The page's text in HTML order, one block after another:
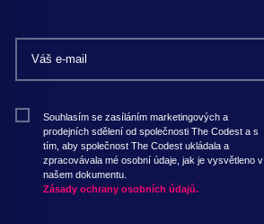
Souhlasím se zasíláním marketingových a
prodejních sdělení od společnosti The Codest a s
tím, aby společnost The Codest ukládala a
zpracovávala mé osobní údaje, jak je vysvětleno v
našem dokumentu.
Zásady ochrany osobních údajů.